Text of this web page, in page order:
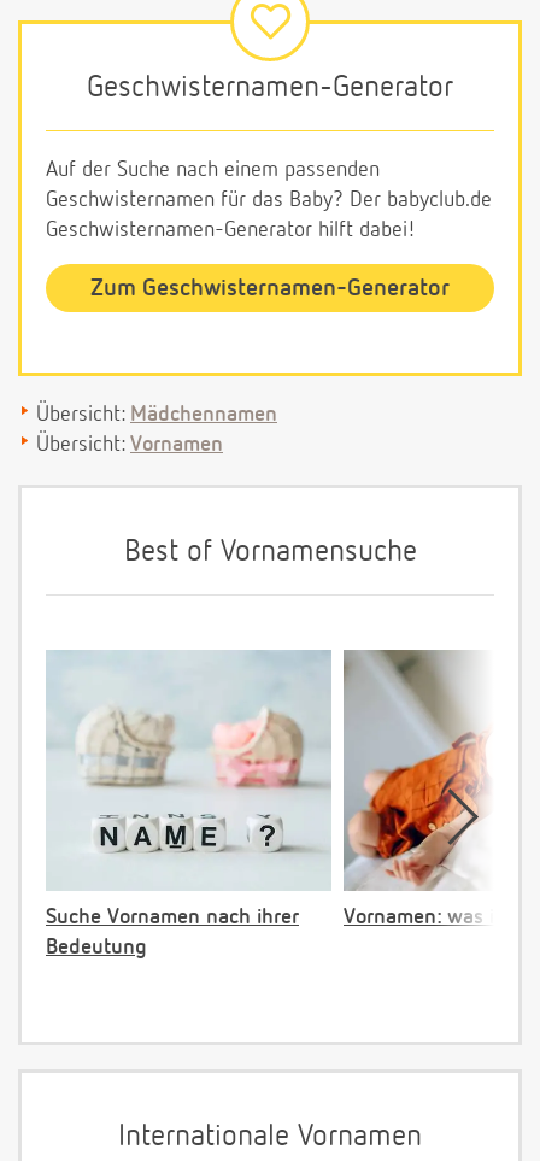
Geschwisternamen-Generator
Auf der Suche nach einem passenden
Geschwisternamen für das Baby? Der babyclub.de
Geschwisternamen-Generator hilft dabei!
Zum Geschwisternamen-Generator
Übersicht: Mädchennamen
Übersicht: Vornamen
Best of Vornamensuche
Suche Vornamen nach ihrer
Bedeutung
Vornamen: was ist
Internationale Vornamen